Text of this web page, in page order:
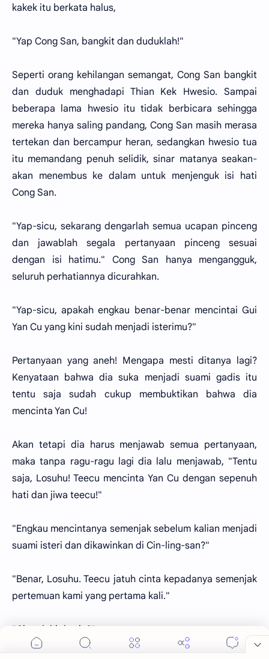
kakek itu berkata halus,
"Yap Cong San, bangkit dan duduklah!"
Seperti orang kehilangan semangat, Cong San bangkit
dan duduk menghadapi Thian Kek Hwesio. Sampai
beberapa lama hwesio itu tidak berbicara sehingga
mereka hanya saling pandang, Cong San masih merasa
tertekan dan bercampur heran, sedangkan hwesio tua
itu memandang penuh selidik, sinar matanya seakan-
akan menembus ke dalam untuk menjenguk isi hati
Cong San.
"Yap-sicu, sekarang dengarlah semua ucapan pinceng
dan jawablah segala pertanyaan pinceng sesuai
dengan isi hatimu." Cong San hanya mengangguk,
seluruh perhatiannya dicurahkan.
"Yap-sicu, apakah engkau benar-benar mencintai Gui
Yan Cu yang kini sudah menjadi isterimu?"
Pertanyaan yang aneh! Mengapa mesti ditanya lagi?
Kenyataan bahwa dia suka menjadi suami gadis itu
tentu saja sudah cukup membuktikan bahwa dia
mencinta Yan Cu!
Akan tetapi dia harus menjawab semua pertanyaan,
maka tanpa ragu-ragu lagi dia lalu menjawab, "Tentu
saja, Losuhu! Teecu mencinta Yan Cu dengan sepenuh
hati dan jiwa teecu!"
"Engkau mencintanya semenjak sebelum kalian menjadi
suami isteri dan dikawinkan di Cin-ling-san?"
"Benar, Losuhu. Teecu jatuh cinta kepadanya semenjak
pertemuan kami yang pertama kali."
"Cinta lahir batin?"